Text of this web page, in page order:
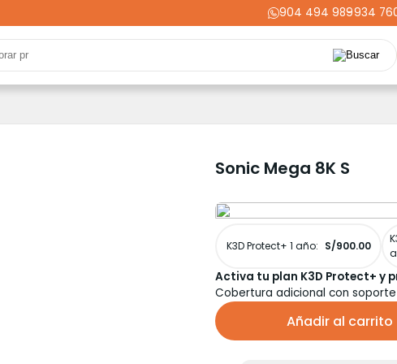
904 494 989
-934
Gaming Energía Dental Industria Liquidaciones
Sonic Mega 8K S
K3D Protect+ 1 año: S/900.00
Activa tu plan K3D Protect+ y
Cobertura adicional con
Añadir al carrito